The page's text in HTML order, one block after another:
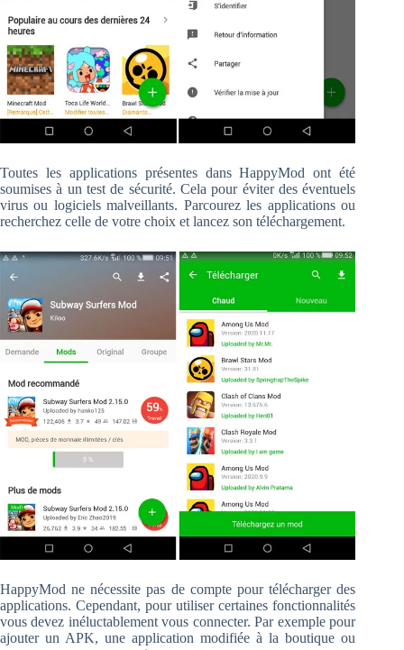
Toutes les applications présentes dans HappyMod ont été
soumises à un test de sécurité. Cela pour éviter des éventuels
virus ou logiciels malveillants. Parcourez les applications ou
recherchez celle de votre choix et lancez son téléchargement.
HappyMod ne nécessite pas de compte pour télécharger des
applications. Cependant, pour utiliser certaines fonctionnalités
vous devez inéluctablement vous connecter. Par exemple pour
ajouter un APK, une application modifiée à la boutique ou